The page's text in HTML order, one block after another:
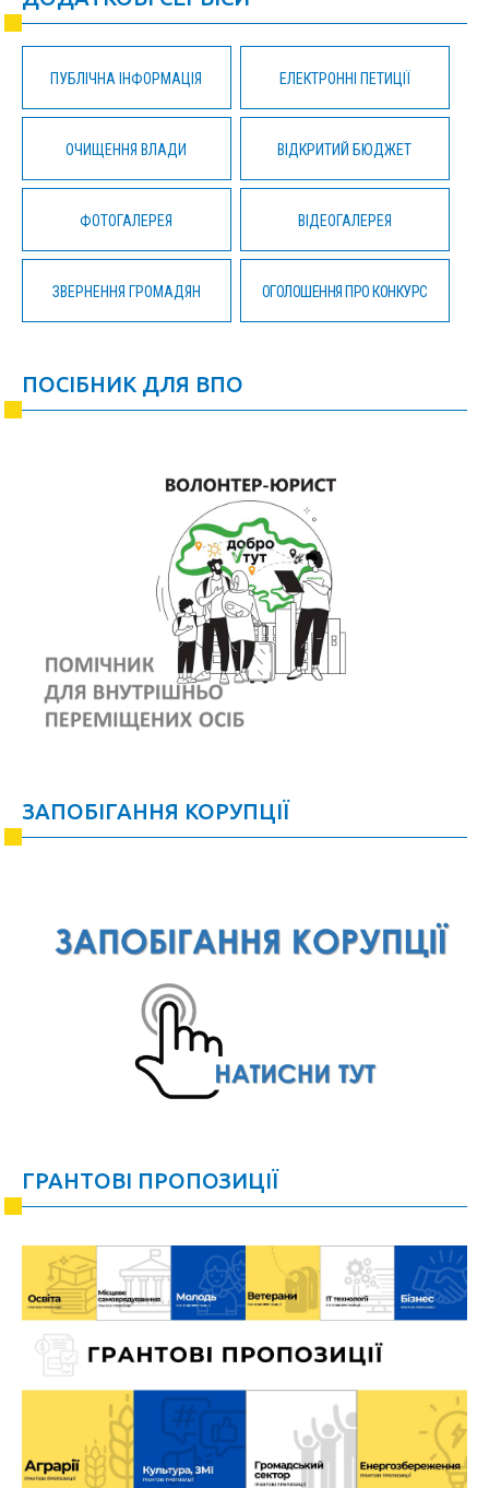
ПУБЛІЧНА ІНФОРМАЦІЯ ЕЛЕКТРОННІ ПЕТИЦІЇ
ОЧИЩЕННЯ ВЛАДИ ВІДКРИТИЙ БЮДЖЕТ
ФОТОГАЛЕРЕЯ ВІДЕОГАЛЕРЕЯ
ЗВЕРНЕННЯ ГРОМАДЯН ОГОЛОШЕННЯ ПРО КОНКУРС
ПОСІБНИК ДЛЯ ВПО
ЗАПОБІГАННЯ КОРУПЦІЇ
ГРАНТОВІ ПРОПОЗИЦІЇ